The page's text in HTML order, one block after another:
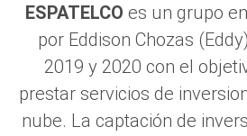
ESPATELCO es un grupo
por Eddison Chozas
2019 y 2020 con el
prestar servicios de
nube. La captación de